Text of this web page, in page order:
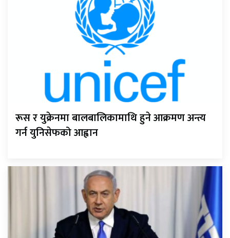
रूस र युक्रेनमा बालबालिकामाथि हुने आक्रमण अन्त्य
गर्न युनिसेफको आह्वान